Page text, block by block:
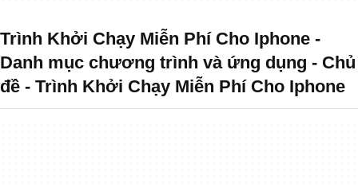
Trình Khởi Chạy Miễn Phí Cho Iphone -
Danh mục chương trình và ứng dụng - Chủ
đề - Trình Khởi Chạy Miễn Phí Cho Iphone